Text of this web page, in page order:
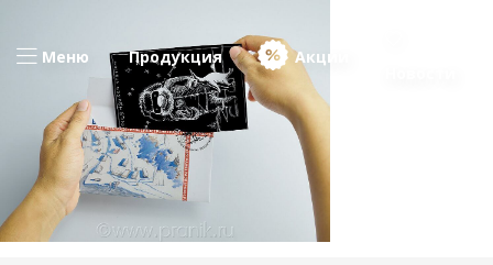
Меню Продукция
Акции